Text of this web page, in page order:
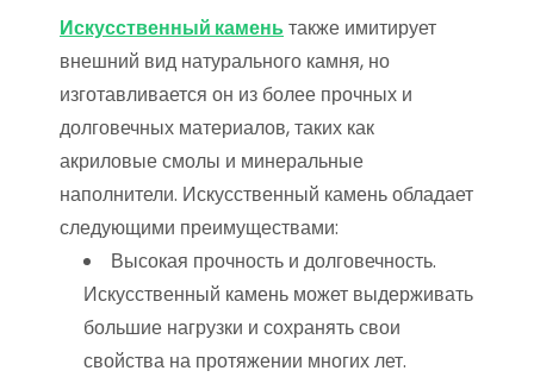
Искусственный каменьтакже имитирует
внешний вид натурального камня, но
изготавливается он из более прочных и
долговечных материалов, таких как
акриловые смолы и минеральные
наполнители. Искусственный камень обладает
следующими преимуществами:
Высокая прочность и долговечность.
Искусственный камень может выдерживать
большие нагрузки и сохранять свои
свойства на протяжении многих лет.